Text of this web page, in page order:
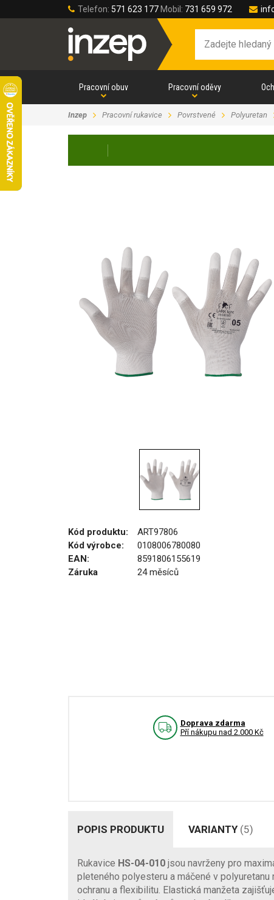
Telefon: 571 623 177 Mobil: 731 659 972
Pracovní obuv Pracovní oděvy
Inzep Pracovní rukavice Povrstvené Polyuretan
Kód produktu:
ART97806
Kód výrobce:
0108006780080
EAN:
8591806155619
Záruka
24 měsíců
Doprava zdarma
Pří nákupu nad 2.000 Kč
POPIS PRODUKTU VARIANTY (5)
Rukavice HS-04-010 jsou navrženy pro
pleteného polyesteru a máčené v
ochranu a flexibilitu. Elastická manžeta